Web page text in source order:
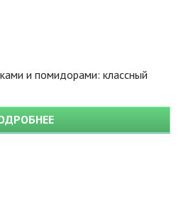
и помидорами: классный